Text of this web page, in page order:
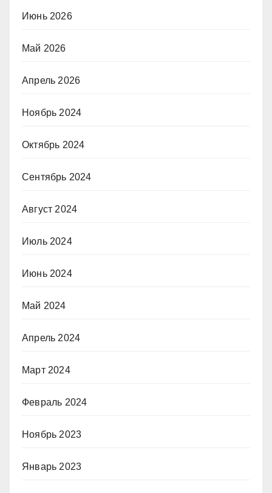
Июнь 2026
Май 2026
Апрель 2026
Ноябрь 2024
Октябрь 2024
Сентябрь 2024
Август 2024
Июль 2024
Июнь 2024
Май 2024
Апрель 2024
Март 2024
Февраль 2024
Ноябрь 2023
Январь 2023